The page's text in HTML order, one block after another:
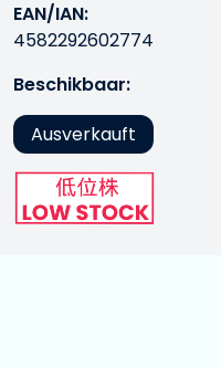
EAN/IAN:
4582292602774
Beschikbaar:
Ausverkauft